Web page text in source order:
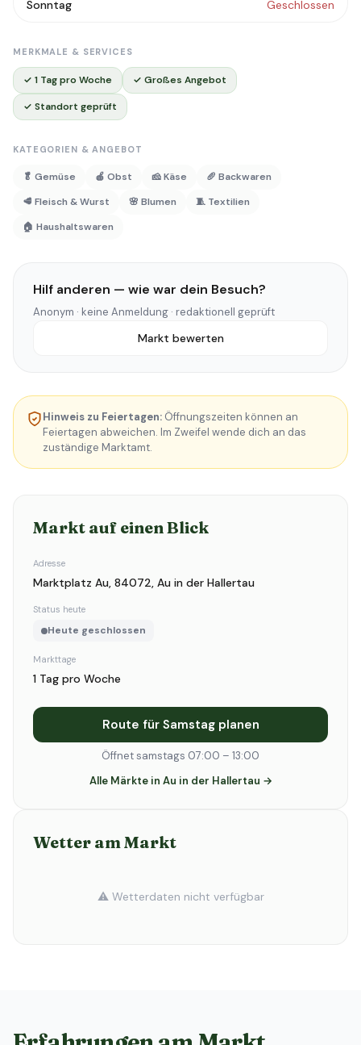
Sonntag Geschlossen
MERKMALE & SERVICES
✓ 1 Tag pro Woche ✓ Großes Angebot
✓ Standort geprüft
KATEGORIEN & ANGEBOT
🥬 Gemüse 🍎 Obst 🧀 Käse
🥖 Backwaren
🥩 Fleisch & Wurst
🌸 Blumen
🧵 Textilien
🏠 Haushaltswaren
Hilf anderen — wie war dein Besuch?
Anonym · keine Anmeldung · redaktionell geprüft
Markt bewerten
Hinweis zu Feiertagen: Öffnungszeiten können an
Feiertagen abweichen. Im Zweifel wende dich an das
zuständige Marktamt.
Markt auf einen Blick
Adresse
Marktplatz Au, 84072, Au in der Hallertau
Status heute
Heute geschlossen
Markttage
1 Tag pro Woche
Route für Samstag planen
Öffnet samstags 07:00 – 13:00
Alle Märkte in Au in der Hallertau →
Wetter am Markt
⚠️ Wetterdaten nicht verfügbar